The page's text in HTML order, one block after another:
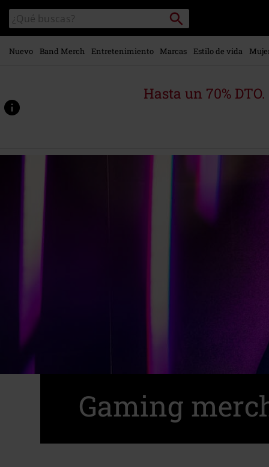
contenido
principal
Buscar
en
el
catálogo
Buscar
Nuevo Band Merch Entretenimiento Marcas Estilo de vida
Hasta un 70%
Gaming